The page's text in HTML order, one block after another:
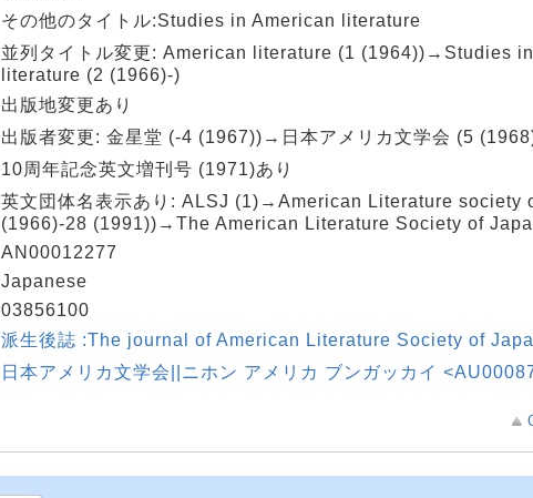
その他のタイトル:Studies in American literature
並列タイトル変更: American literature (1 (1964))→Studies
literature (2 (1966)-)
出版地変更あり
出版者変更: 金星堂 (-4 (1967))→日本アメリカ文学会 (5
10周年記念英文増刊号 (1971)あり
英文団体名表示あり: ALSJ (1)→American Literature society
(1966)-28 (1991))→The American Literature Society of
AN00012277
Japanese
03856100
派生後誌 :The journal of American Literature Society of
日本アメリカ文学会||ニホン アメリカ ブンガッカイ